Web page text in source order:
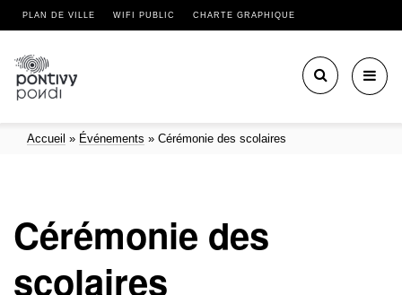
PLAN DE VILLE WIFI PUBLIC CHARTE GRAPHIQUE
Accueil » Événements » Cérémonie des scolaires
Cérémonie des
scolaires